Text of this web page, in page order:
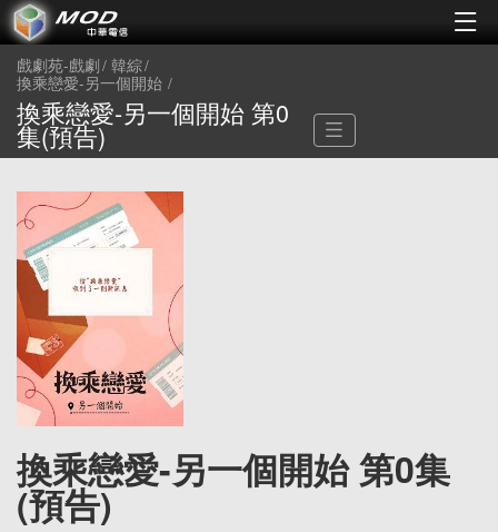
戲劇苑-戲劇 韓綜
換乘戀愛-另一個開始
換乘戀愛-另一個開始 第0
集(預告)
換乘戀愛-另一個開始 第0集
(預告)